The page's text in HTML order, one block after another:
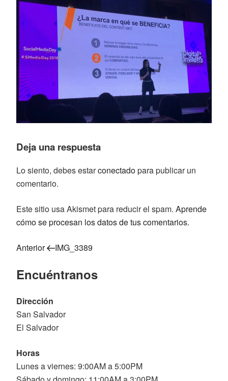
Deja una respuesta
Lo siento, debes estarconectadopara publicar un
comentario.
Este sitio usa Akismet para reducir el spam. Aprende
cómo se procesan los datos de tus comentarios.
Navegación
de
Entrada
Anterior IMG_3389
Encuéntranos
Dirección
San Salvador
El Salvador
Horas
Lunes a viernes: 9:00AM a 5:00PM